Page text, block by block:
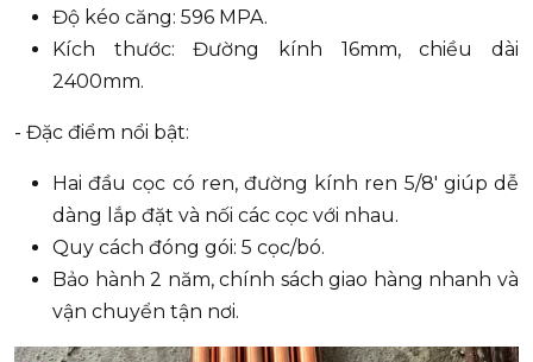
Độ kéo căng: 596 MPA.
Kích thước: Đường kính 16mm, chiều dài
2400mm.
- Đặc điểm nổi bật:
Hai đầu cọc có ren, đường kính ren 5/8' giúp dễ
dàng lắp đặt và nối các cọc với nhau.
Quy cách đóng gói: 5 cọc/bó.
Bảo hành 2 năm, chính sách giao hàng nhanh và
vận chuyển tận nơi.